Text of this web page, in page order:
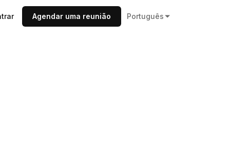
Agendar uma reunião Português